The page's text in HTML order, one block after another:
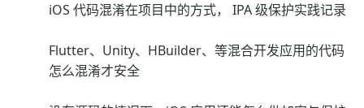
iOS 代码混淆在项目中的方式， IPA 级保护实践记录
Flutter、Unity、HBuilder、等混合开发应用的代码
怎么混淆才安全